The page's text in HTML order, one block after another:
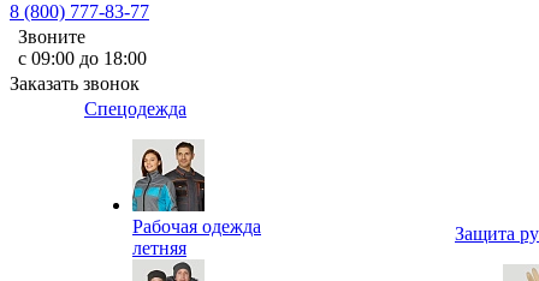
8 (800) 777-83-77
Звоните
с 09:00 до 18:00
Заказать звонок
Спецодежда
Рабочая одежда
летняя
Защита